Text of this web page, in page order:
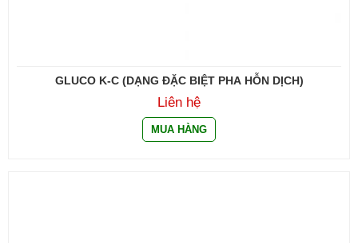
GLUCO K-C (DẠNG ĐẶC BIỆT PHA HỖN DỊCH)
Liên hệ